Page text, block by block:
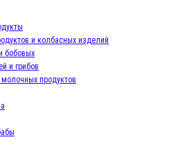
и колбасных изделий
бобовых
и грибов
продуктов